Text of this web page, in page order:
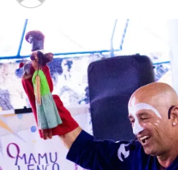
Salgado, na Alemanha
Em "Cultura"
Povo Ashaninka do Acre é
destaque em Exposição de
Artes em São Paulo
Em "Cultura"